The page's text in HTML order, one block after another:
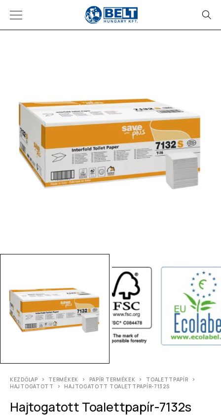
KEZDŐLAP TERMÉKEK PAPÍR TERMÉKEK
TOALETTPAPÍR
HAJTOGATOTT
HAJTOGATOTT TOALETTPAPÍR-7132S
Hajtogatott Toalettpapír-7132s